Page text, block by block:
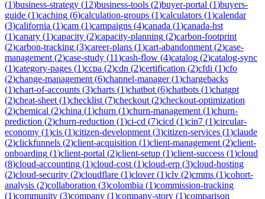
(1)business-strategy (12)business-tools (2)buyer-portal (1)buyers-
guide (1)caching (6)calculation-groups (1)calculators (1)calendar
(3)california (1)cam (1)campaigns (4)canada (1)canada-hst
(1)canary (1)capacity (2)capacity-planning (2)carbon-footprint
(2)carbon-tracking (3)career-plans (1)cart-abandonment (2)case-
management (2)case-study (11)cash-flow (4)catalog (2)catalog-sync
(1)category-pages (1)ccpa (2)cdn (2)certification (2)cfdi (1)cfo
(2)change-management (6)channel-manager(1)chargebacks
(1)chart-of-accounts (3)charts (1)chatbot (6)chatbots (1)chatgpt
(2)cheat-sheet (1)checklist (7)checkout (2)checkout-optimization
(2)chemical (2)china (1)churn (1)churn-management (1)churn-
prediction (2)churn-reduction (1)ci-cd (7)cicd (1)cin7 (1)circular-
economy (1)cis (1)citizen-development (3)citizen-services (1)claude
(2)clickfunnels (2)client-acquisition (1)client-management (2)client-
onboarding (1)client-portal (2)client-setup (1)client-success (1)cloud
(8)cloud-accounting (1)cloud-cost (1)cloud-erp (3)cloud-hosting
(2)cloud-security (2)cloudflare (1)clover(1)clv (2)cmms (1)cohort-
analysis (2)collaboration (3)colombia (1)commission-tracking
(1)community (3)company (1)company-story (1)comparison